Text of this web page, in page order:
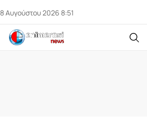
8 Αυγούστου 2026 8:51